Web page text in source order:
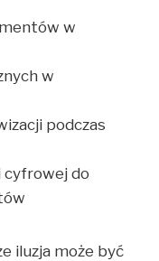
w
w
podczas
do
iluzja może być